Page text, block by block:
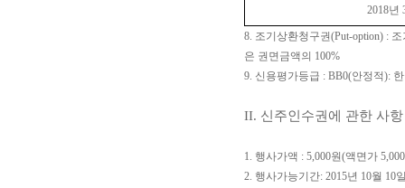
2018년
8. 조기상환청구권(Put-option) :
은 권면금액의 100%
9. 신용평가등급 : BB0(안정적):
II. 신주인수권에 관한 사항
1. 행사가액 : 5,000원(액면가
2. 행사가능기간: 2015년 10월 10